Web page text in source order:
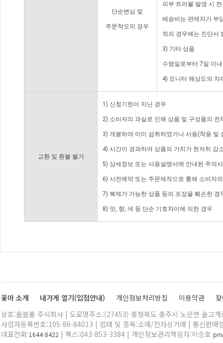
단순변심 및
주문착오의 경우
피부 트러블 발생 시
배송비는 판매자가 부
적의 경우에는 진단서
3) 기타 상품
수령일로부터 7일 이
4) 모니터 해상도의 차
교환 및 환불 불가
1) 신청기한이 지난 경우
2) 소비자의 과실로 인해 상품 및 구성품의
3) 개봉하여 이미 섭취하였거나 사용(착용 및
4) 시간이 경과하여 상품의 가치가 현저히 감
5) 상세정보 또는 사용설명서에 안내된 주의
6) 사전예약 또는 주문제작으로 통해 소비자
7) 복제가 가능한 상품 등의 포장을 훼손한 경
8) 맛, 향, 색 등 단순 기호차이에 의한 경우
꽃마 소개 내가게 열기(입점안내) 개인정보처리방침 이용약관
상호:올블룸 주식회사 | 도로명주소:(27453) 충청북도 충주시 노은면 솔고
사업자등록번호:105-86-84013 | 업태 및 종목:소매/전자상거래 | 통신판매
대표전화:1644-8422 | 팩스:043-853-3384 | 개인정보관리책임자:이승호